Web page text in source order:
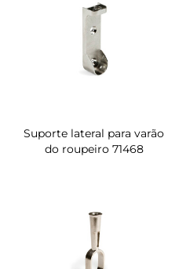
Suporte lateral para varão
do roupeiro 71468